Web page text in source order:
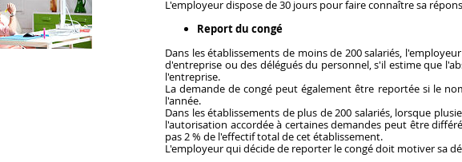
L'employeur dispose de 30 jours pour faire connaître sa
Report du congé
Dans les établissements de moins de 200 salariés,
d'entreprise ou des délégués du personnel, s'il estime que
l'entreprise.
La demande de congé peut également être reportée si le
l'année.
Dans les établissements de plus de 200 salariés, lorsque
l'autorisation accordée à certaines demandes peut être
pas 2 % de l'effectif total de cet établissement.
L'employeur qui décide de reporter le congé doit motiver sa